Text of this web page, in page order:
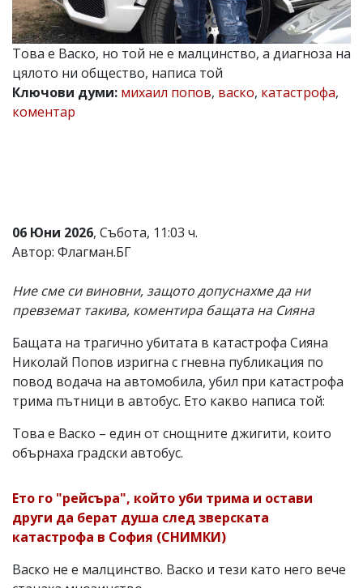
Главен
редактор:
Иван
Колев,
email:
office@flagman.bg
Коментарите
редакцията
не
носи
за
тях!
Ако
обиден
за
вас
коментар,
моля
ни!
Това е Васко, но той не е малцинство, а диагноза на
цялото ни общество, написа той
Ключови думи: михаил попов, васко, катастрофа,
коментар
06 Юни 2026, Събота, 11:03 ч.
Автор: Флагман.БГ
Ние сме си виновни, защото допуснахме да ни
превземат такива, коментира бащата на Сияна
Бащата на трагично убитата в катастрофа Сияна
Николай Попов изригна с гневна публикация по
повод водача на автомобила, убил при катастрофа
трима пътници в автобус. Ето какво написа той:
Това е Васко – един от снощните джигити, които
обърнаха градски автобус.
Ето го "рейсъра", който уби трима и остави
други да берат душа след зверската
катастрофа в София (СНИМКИ)
Васко не е малцинство. Васко и тези като него вече